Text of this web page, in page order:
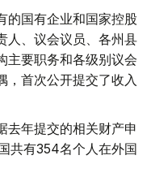
的国有企业和国家控股
人、议会议员、各州县
主要职务和各级别议会
，首次公开提交了收入
去年提交的相关财产申
共有354名个人在外国